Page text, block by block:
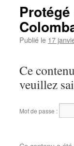
Publié le 17
Ce
veuillez
Mot de passe :